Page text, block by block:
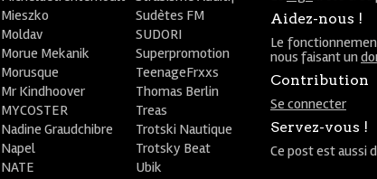
Aidez-nous !
Le
nous faisant un
Contribution
Se connecter
Servez-vous !
Ce post est aussi
Mieszko
Moldav
Morue Mekanik
Morusque
Mr Kindhoover
MYCOSTER
Nadine Graudchibre
Napel
NATE
Sudètes FM
SUDORI
Superpromotion
TeenageFrxxs
Thomas Berlin
Treas
Trotski Nautique
Trotsky Beat
Ubik